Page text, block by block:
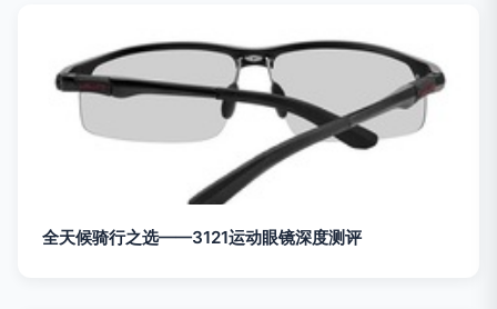
全天候骑行之选——3121运动眼镜深度测评